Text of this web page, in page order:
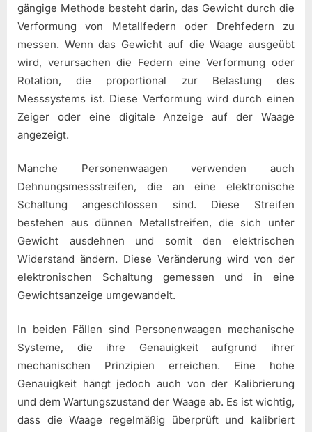
gängige Methode besteht darin, das Gewicht durch die
Verformung von Metallfedern oder Drehfedern zu
messen. Wenn das Gewicht auf die Waage ausgeübt
wird, verursachen die Federn eine Verformung oder
Rotation, die proportional zur Belastung des
Messsystems ist. Diese Verformung wird durch einen
Zeiger oder eine digitale Anzeige auf der Waage
angezeigt.
Manche Personenwaagen verwenden auch
Dehnungsmessstreifen, die an eine elektronische
Schaltung angeschlossen sind. Diese Streifen
bestehen aus dünnen Metallstreifen, die sich unter
Gewicht ausdehnen und somit den elektrischen
Widerstand ändern. Diese Veränderung wird von der
elektronischen Schaltung gemessen und in eine
Gewichtsanzeige umgewandelt.
In beiden Fällen sind Personenwaagen mechanische
Systeme, die ihre Genauigkeit aufgrund ihrer
mechanischen Prinzipien erreichen. Eine hohe
Genauigkeit hängt jedoch auch von der Kalibrierung
und dem Wartungszustand der Waage ab. Es ist wichtig,
dass die Waage regelmäßig überprüft und kalibriert